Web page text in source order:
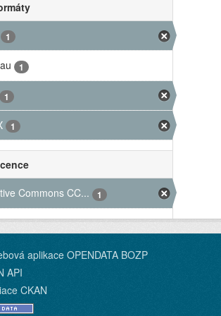
1
1
1
1
Commons CC...
1
aplikace OPENDATA BOZP
API
CKAN